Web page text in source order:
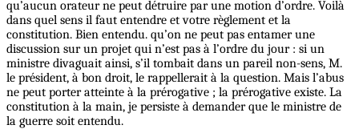
qu’aucun orateur ne peut détruire par une motion d’ordre. Voilà
dans quel sens il faut entendre et votre règlement et la
constitution. Bien entendu. qu’on ne peut pas entamer une
discussion sur un projet qui n’est pas à l’ordre du jour : si un
ministre divaguait ainsi, s’il tombait dans un pareil non-sens, M.
le président, à bon droit, le rappellerait à la question. Mais l’abus
ne peut porter atteinte à la prérogative ; la prérogative existe. La
constitution à la main, je persiste à demander que le ministre de
la guerre soit entendu.